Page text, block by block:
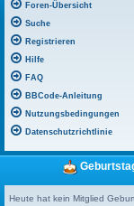
Foren-Übersicht
Suche
Registrieren
Hilfe
FAQ
BBCode-Anleitung
Nutzungsbedingungen
Datenschutzrichtlinie
Heute hat kein Mitglied